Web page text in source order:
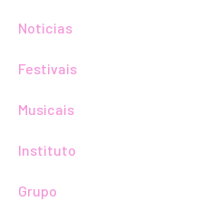
Noticias
Festivais
Musicais
Instituto
Grupo